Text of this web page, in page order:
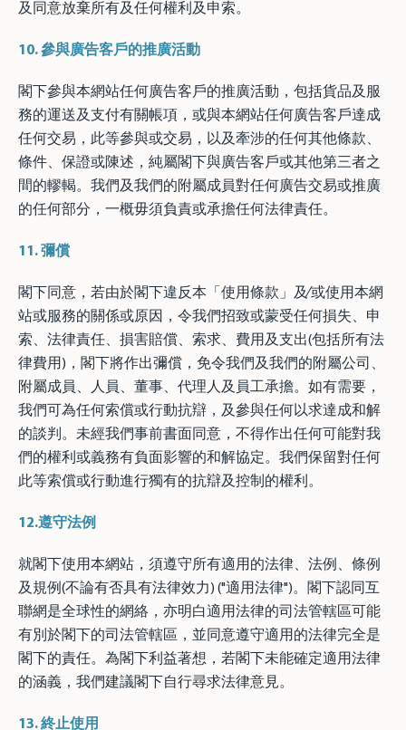
及同意放棄所有及任何權利及申索。
10.參與廣告客戶的推廣活動
閣下參與本網站任何廣告客戶的推廣活動，包括貨品及服
務的運送及支付有關帳項，或與本網站任何廣告客戶達成
任何交易，此等參與或交易，以及牽涉的任何其他條款、
條件、保證或陳述，純屬閣下與廣告客戶或其他第三者之
間的轇輵。我們及我們的附屬成員對任何廣告交易或推廣
的任何部分，一概毋須負責或承擔任何法律責任。
11.彌償
閣下同意，若由於閣下違反本「使用條款」及∕或使用本網
站或服務的關係或原因，令我們招致或蒙受任何損失、申
索、法律責任、損害賠償、索求、費用及支出(包括所有法
律費用)，閣下將作出彌償，免令我們及我們的附屬公司、
附屬成員、人員、董事、代理人及員工承擔。如有需要，
我們可為任何索償或行動抗辯，及參與任何以求達成和解
的談判。未經我們事前書面同意，不得作出任何可能對我
們的權利或義務有負面影響的和解協定。我們保留對任何
此等索償或行動進行獨有的抗辯及控制的權利。
12.遵守法例
就閣下使用本網站，須遵守所有適用的法律、法例、條例
及規例(不論有否具有法律效力) ("適用法律")。閣下認同互
聯網是全球性的網絡，亦明白適用法律的司法管轄區可能
有別於閣下的司法管轄區，並同意遵守適用的法律完全是
閣下的責任。為閣下利益著想，若閣下未能確定適用法律
的涵義，我們建議閣下自行尋求法律意見。
13.終止使用